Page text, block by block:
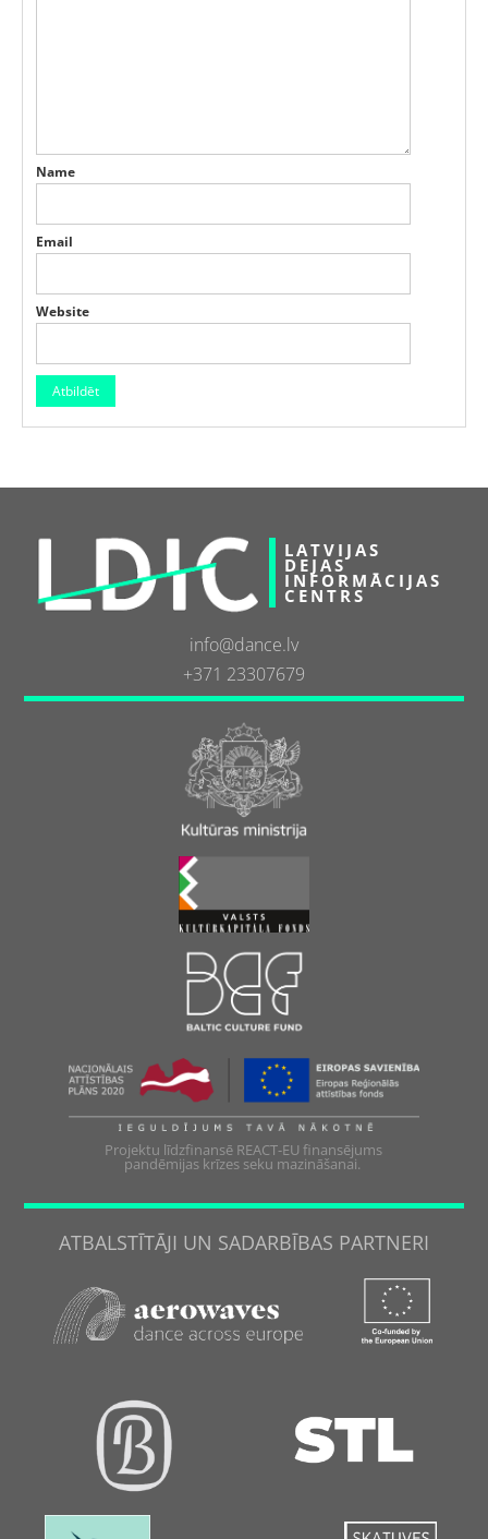
Name
Email
Website
LATVIJAS
DEJAS
INFORMĀCIJAS
CENTRS
info@dance.lv
+371 23307679
Projektu līdzfinansē REACT-EU finansējums
pandēmijas krīzes seku mazināšanai.
ATBALSTĪTĀJI UN SADARBĪBAS PARTNERI